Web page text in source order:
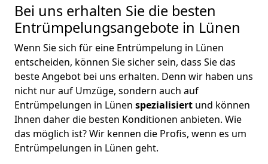
Bei uns erhalten Sie die besten
Entrümpelungsangebote in Lünen
Wenn Sie sich für eine Entrümpelung in Lünen
entscheiden, können Sie sicher sein, dass Sie das
beste Angebot bei uns erhalten. Denn wir haben uns
nicht nur auf Umzüge, sondern auch auf
Entrümpelungen in Lünen spezialisiert und können
Ihnen daher die besten Konditionen anbieten. Wie
das möglich ist? Wir kennen die Profis, wenn es um
Entrümpelungen in Lünen geht.